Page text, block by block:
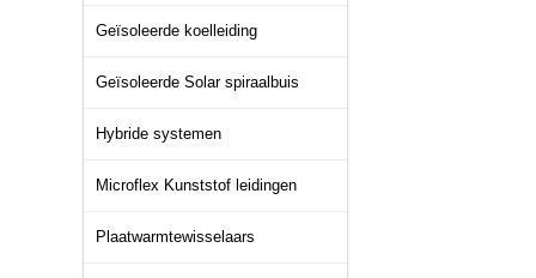
Geïsoleerde koelleiding
Geïsoleerde Solar spiraalbuis
Hybride systemen
Microflex Kunststof leidingen
Plaatwarmtewisselaars